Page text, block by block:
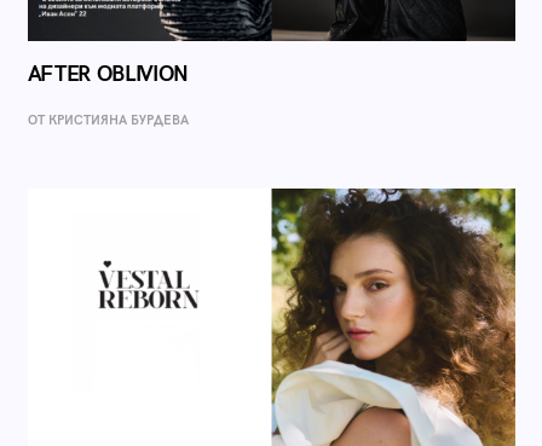
AFTER OBLIVION
ОТ КРИСТИЯНА БУРДЕВА